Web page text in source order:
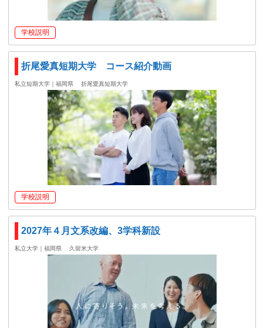
学校説明
折尾愛真短期大学 コース紹介動画
私立短期大学｜福岡県 折尾愛真短期大学
学校説明
2027年４月文系改編、3学科新設
私立大学｜福岡県 久留米大学